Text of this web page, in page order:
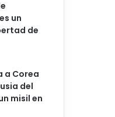
un
de
a Corea
del
misil en